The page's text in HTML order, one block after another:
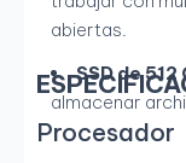
abiertas.
SSD de 512
almacenar
Procesador